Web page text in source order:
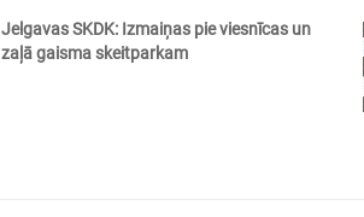
Jelgavas SKDK: Izmaiņas pie viesnīcas un
zaļā gaisma skeitparkam